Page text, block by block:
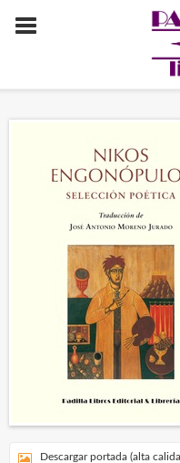
Descargar portada (alta